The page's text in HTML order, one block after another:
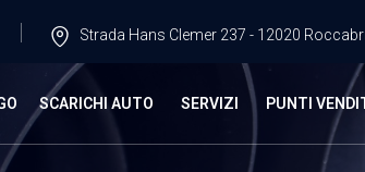
Strada Hans Clemer 237 - 12020
SCARICHI AUTO SERVIZI PUNTI